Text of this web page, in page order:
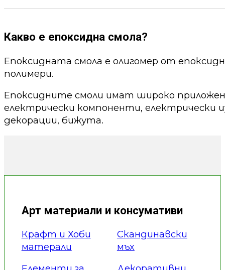
Какво е епоксидна смола?
Епоксидната смола е олигомер от
полимери.
Епоксидните смоли имат широко
електрически компоненти, електрически
декорации, бижута.
Арт материали и консумативи
Крафт и Хоби
матерали
Скандинавски
мъх